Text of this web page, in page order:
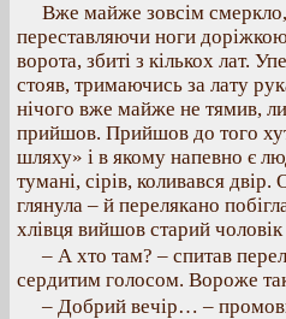
Вже майже зовсім
переставляючи ноги
ворота, збиті з кількох лат.
стояв, тримаючись за лату
нічого вже майже не тямив,
прийшов. Прийшов до того
шляху» і в якому напевно є
тумані, сірів, коливався
глянула – й перелякано
хлівця вийшов старий чоловік
– А хто там? – спитав
сердитим голосом. Вороже
– Добрий вечір… –